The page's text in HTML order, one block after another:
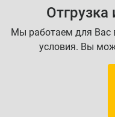
Мы работаем для Вас
условия. Вы